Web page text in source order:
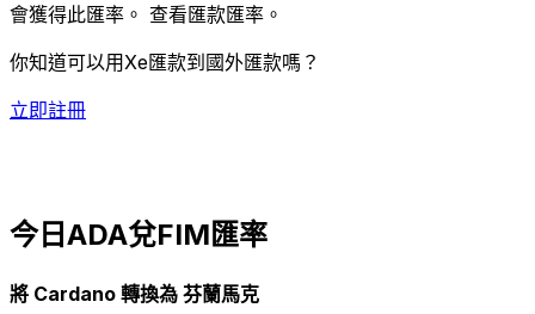
會獲得此匯率。 查看匯款匯率。
你知道可以用Xe匯款到國外匯款嗎？
立即註冊
今日ADA兌FIM匯率
將 Cardano 轉換為 芬蘭馬克